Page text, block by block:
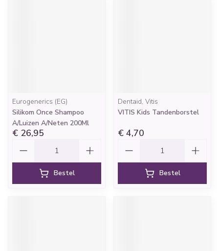
Eurogenerics (EG)
Silikom Once Shampoo
A/Luizen A/Neten 200Ml
€ 26,95
Bestel
Dentaid, Vitis
VITIS Kids Tandenborstel
€ 4,70
Bestel